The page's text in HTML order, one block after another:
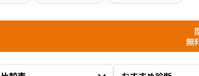
無